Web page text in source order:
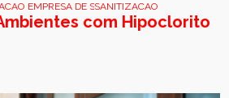
DE AMBIENTE
EMPRESA DE SANITIZACAO DE AMBIENTES
SANITIZACAO DE
com Hipoclorito